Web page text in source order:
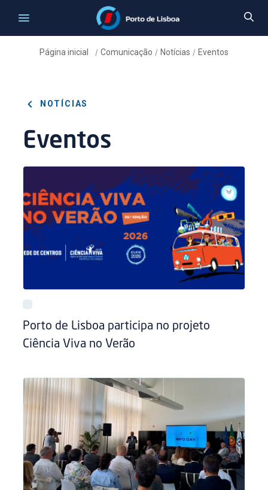
Página inicial / Comunicação / Notícias / Eventos
NOTÍCIAS
Eventos
Porto de Lisboa participa no projeto
Ciência Viva no Verão